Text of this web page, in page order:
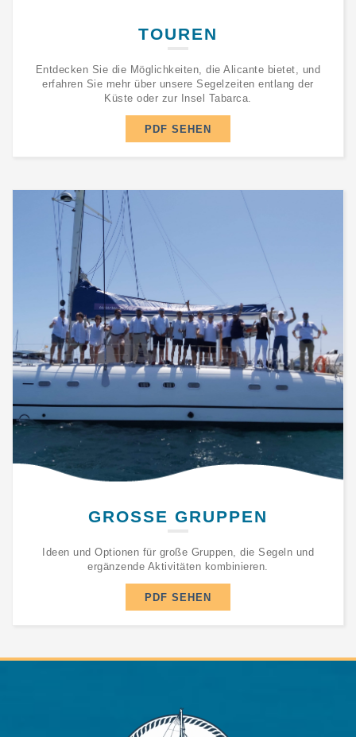
TOUREN
Entdecken Sie die Möglichkeiten, die Alicante bietet, und
erfahren Sie mehr über unsere Segelzeiten entlang der
Küste oder zur Insel Tabarca.
PDF SEHEN
GROSSE GRUPPEN
Ideen und Optionen für große Gruppen, die Segeln und
ergänzende Aktivitäten kombinieren.
PDF SEHEN